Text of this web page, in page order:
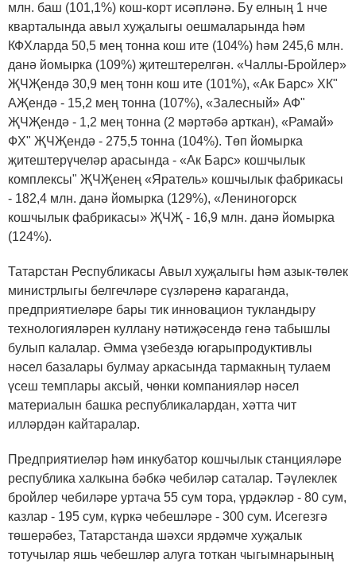
млн. баш (101,1%) кош-корт исәпләнә. Бу елның 1 нче
кварталында авыл хуҗалыгы оешмаларында һәм
КФХларда 50,5 мең тонна кош ите (104%) һәм 245,6 млн.
данә йомырка (109%) җитештерелгән. «Чаллы-Бройлер»
ҖЧҖендә 30,9 мең тонн кош ите (101%), «Ак Барс» ХК"
АҖендә - 15,2 мең тонна (107%), «Залесный» АФ"
ҖЧҖендә - 1,2 мең тонна (2 мәртәбә арткан), «Рамай»
ФХ" ҖЧҖендә - 275,5 тонна (104%). Төп йомырка
җитештерүчеләр арасында - «Ак Барс» кошчылык
комплексы" ҖЧҖенең «Яратель» кошчылык фабрикасы
- 182,4 млн. данә йомырка (129%), «Лениногорск
кошчылык фабрикасы» ҖЧҖ - 16,9 млн. данә йомырка
(124%).
Татарстан Республикасы Авыл хуҗалыгы һәм азык-төлек
министрлыгы белгечләре сүзләренә караганда,
предприятиеләре бары тик инновацион тукландыру
технологияләрен куллану нәтиҗәсендә генә табышлы
булып калалар. Әмма үзебездә югарыпродуктивлы
нәсел базалары булмау аркасында тармакның тулаем
үсеш темплары аксый, чөнки компанияләр нәсел
материалын башка республикалардан, хәтта чит
илләрдән кайтаралар.
Предприятиеләр һәм инкубатор кошчылык станцияләре
республика халкына бәбкә чебиләр саталар. Тәүлеклек
бройлер чебиләре уртача 55 сум тора, үрдәкләр - 80 сум,
казлар - 195 сум, күркә чебешләре - 300 сум. Исегезгә
төшерәбез, Татарстанда шәхси ярдәмче хуҗалык
тотучылар яшь чебешләр алуга тоткан чыгымнарының